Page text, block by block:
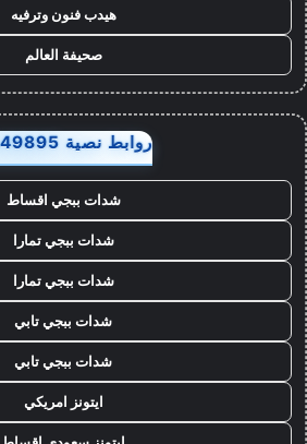
هيدب فنون وترفيه
صحيفة العالم
روابط نصية AA49895
شدات ببجي اقساط
شدات ببجي تمارا
شدات ببجي تمارا
شدات ببجي تابي
شدات ببجي تابي
ايتونز امريكي